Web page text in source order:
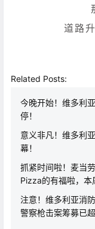
道路
Related Posts:
今晚开始！维多利
停！
意义非凡！维多利
幕！
抓紧时间啦！麦当
Pizza的有福啦，本
注意！维多利亚消
警察枪击案筹募已超